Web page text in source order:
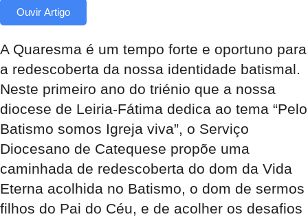
Ouvir Artigo
A Quaresma é um tempo forte e oportuno para
a redescoberta da nossa identidade batismal.
Neste primeiro ano do triénio que a nossa
diocese de Leiria-Fátima dedica ao tema “Pelo
Batismo somos Igreja viva”, o Serviço
Diocesano de Catequese propõe uma
caminhada de redescoberta do dom da Vida
Eterna acolhida no Batismo, o dom de sermos
filhos do Pai do Céu, e de acolher os desafios